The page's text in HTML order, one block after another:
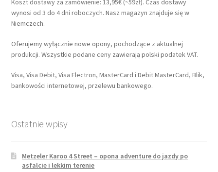
Koszt dostawy za zamówienie: 13,95€ (~59zł). Czas dostawy
wynosi od 3 do 4 dni roboczych. Nasz magazyn znajduje się w
Niemczech.
Oferujemy wyłącznie nowe opony, pochodzące z aktualnej
produkcji. Wszystkie podane ceny zawierają polski podatek VAT.
Visa, Visa Debit, Visa Electron, MasterCard i Debit MasterCard, Blik,
bankowości internetowej, przelewu bankowego.
Ostatnie wpisy
Metzeler Karoo 4 Street – opona adventure do jazdy po
asfalcie i lekkim terenie